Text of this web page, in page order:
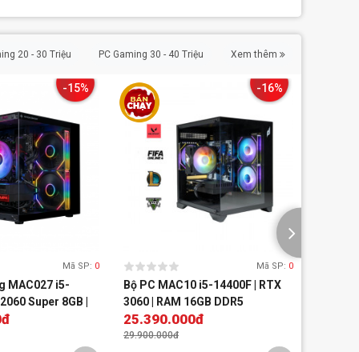
20 - 30 Triệu PC Gaming 30 - 40 Triệu Xem thêm
-15%
Mã SP: 0
MAC027 i5-
Super 8GB |
-16%
Mã SP: 0
Bộ PC MAC10 i5-14400F | RTX
3060 | RAM 16GB DDR5
25.390.000đ
29.900.000đ